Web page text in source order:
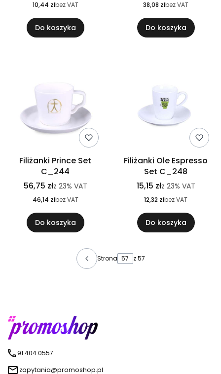
10,44 złbez VAT
Do koszyka
38,08 złbez VAT
Do koszyka
Filiżanki Prince Set
C_244
56,75 złz 23% VAT
46,14 złbez VAT
Do koszyka
Filiżanki Ole Espresso
Set C_248
15,15 złz 23% VAT
12,32 złbez VAT
Do koszyka
Strona z 57
91 404 0557
zapytania@promoshop.pl